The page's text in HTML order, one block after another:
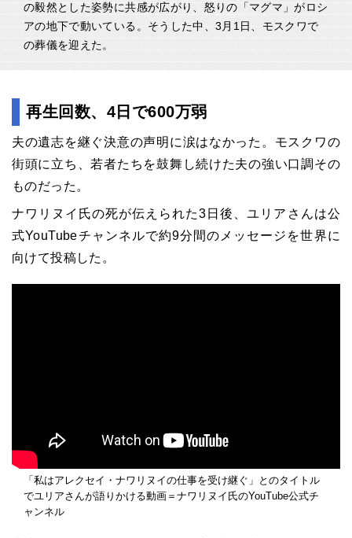
の毅然とした姿勢に共感が広がり、怒りの「マグマ」がロシ
アの地下で動いている。そうした中、3月1日、モスクワで
の葬儀を迎えた。
再生回数、4日で600万弱
夫の遺志を継ぐ決意の声明に涙はなかった。モスクワの
街頭に立ち、若者たちを鼓舞し続けた夫の強い口調その
ものだった。
ナワリヌイ氏の死が伝えられた3日後、ユリアさんは公
式YouTubeチャンネルで約9分間のメッセージを世界に
向けて投稿した。
「私はアレクセイ・ナワリヌイの仕事を受け継ぐ」とのタイトル
でユリアさんが語りかける動画＝ナワリヌイ氏のYouTube公式チ
ャンネル